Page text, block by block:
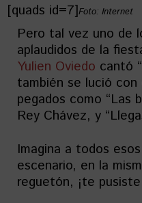
[quads id=7]Foto: Internet
Pero tal vez uno de
aplaudidos de la
Yulien Oviedo cantó
también se lució
pegados como “Las
Rey Chávez, y
Imagina a todos
escenario, en la
reguetón, ¡te